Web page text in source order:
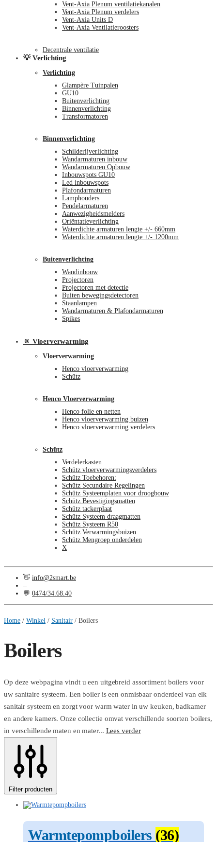
Vent-Axia Plenum ventilatiekanalen
Vent-Axia Plenum verdelers
Vent-Axia Units D
Vent-Axia Ventilatieroosters
Decentrale ventilatie
💡 Verlichting
Verlichting
Glampère Tuinpalen
GU10
Buitenverlichting
Binnenverlichting
Transformatoren
Binnenverlichting
Schilderijverlichting
Wandarmaturen inbouw
Wandarmaturen Opbouw
Inbouwspots GU10
Led inbouwspots
Plafondarmaturen
Lamphouders
Pendelarmaturen
Aanwezigheidsmelders
Oriëntatieverlichting
Waterdichte armaturen lengte +/- 660mm
Waterdichte armaturen lengte +/- 1200mm
Buitenverlichting
Wandinbouw
Projectoren
Projectoren met detectie
Buiten bewegingsdetectoren
Staanlampen
Wandarmaturen & Plafondarmaturen
Spikes
🔅 Vloerverwarming
Vloerverwarming
Henco vloerverwarming
Schütz
Henco Vloerverwarming
Henco folie en netten
Henco vloerverwarming buizen
Henco vloerverwarming verdelers
Schütz
Verdelerkasten
Schütz vloerverwarmingsverdelers
Schütz Toebehoren:
Schütz Secundaire Regelingen
Schütz Systeemplaten voor droogbouw
Schütz Bevestigingsmatten
Schütz tackerplaat
Schütz Systeem draagmatten
Schütz Systeem R50
Schütz Verwarmingsbuizen
Schütz Mengroep onderdelen
X
👋 info@2smart.be
–
💬 0474/34.68.40
Home / Winkel / Sanitair / Boilers
Boilers
Op deze webpagina vindt u een uitgebreid assortiment boilers voor
uw sanitaire systeem. Een boiler is een onmisbaar onderdeel van elk
sanitair systeem en zorgt voor warm water in uw keuken, badkamer
en andere kamers. Onze collectie omvat verschillende soorten boilers,
in verschillende maten en mater... Lees verder
Filter producten
Warmtepompboilers (36)